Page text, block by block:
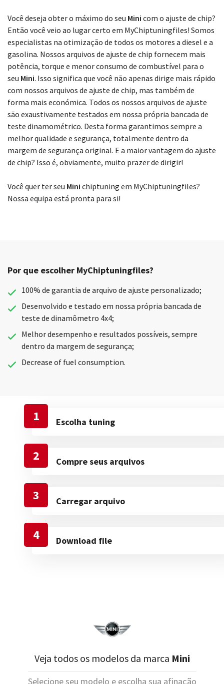
Escolha o seu modelo
Você deseja obter o máximo do seu Mini com o ajuste de chip?
Então você veio ao lugar certo em MyChiptuningfiles! Somos
especialistas na otimização de todos os motores a diesel e a
gasolina. Nossos arquivos de ajuste de chip fornecem mais
potência, torque e menor consumo de combustível para o
seu Mini. Isso significa que você não apenas dirige mais rápido
com nossos arquivos de ajuste de chip, mas também de
forma mais económica. Todos os nossos arquivos de ajuste
são exaustivamente testados em nossa própria bancada de
teste dinamométrico. Desta forma garantimos sempre a
melhor qualidade e segurança, totalmente dentro da
margem de segurança original. E a maior vantagem do ajuste
de chip? Isso é, obviamente, muito prazer de dirigir!
Você quer ter seu Mini chiptuning em MyChiptuningfiles?
Nossa equipa está pronta para si!
Por que escolher MyChiptuningfiles?
100% de garantia de arquivo de ajuste personalizado;
Desenvolvido e testado em nossa própria bancada de
teste de dinamômetro 4x4;
Melhor desempenho e resultados possíveis, sempre
dentro da margem de segurança;
Decrease of fuel consumption.
1 Escolha tuning
2 Compre seus arquivos
3 Carregar arquivo
4 Download file
Veja todos os modelos da marca Mini
Selecione seu modelo e escolha sua afinação